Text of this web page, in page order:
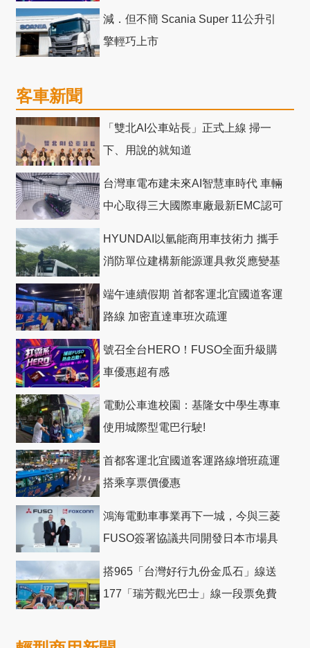
減．但不簡 Scania Super 11公升引
擎輕巧上市
客車新聞
「雙北AI公車站長」正式上線 掃一
下、用說的就知道
台灣車電布建未來AI智慧車時代 車輛
中心取得三大國際車廠最新EMC認可
HYUNDAI以氫能商用車技術力 攜手
消防單位建構新能源運具救災應變基
端午連續假期 首都客運北宜國道客運
路線 加密直達車班次疏運
號召全台HERO！FUSO全面升級購
車優惠超有感
電動公車進校園：基隆女中學生專車
使用城際型電巴行駛!
首都客運北宜國道客運路線增班疏運
搭乘享票價優惠
鴻海電動車事業再下一城，今與三菱
FUSO簽署協議共同開發日本市場具
搭965「台灣好行九份金瓜石」線送
177「瑞芳觀光巴士」線一段票免費